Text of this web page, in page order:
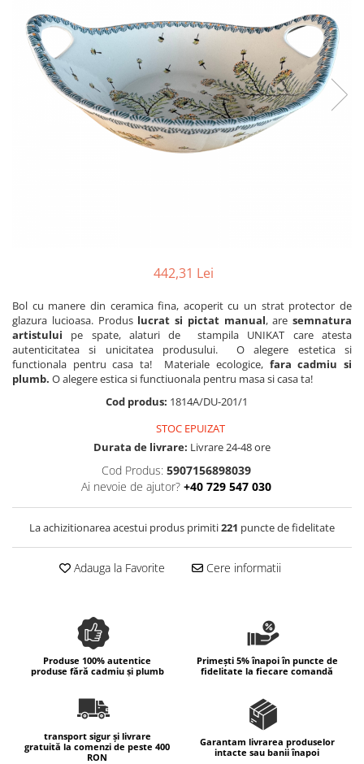
Boluri
Farfurii
Recipiente depozitare
Accesorii decorative
Colectiile Flowers
Colectia Forget-me-nots
Colectia Basket of Blue
Colectii Artistice
Colectiile Country
Colectia Sweet Dreams
Colectia Morning Glory
Colectia Blue Sea
Colectia Wild Hearts
Colectia Blue Spring
442,31 Lei
Bol cu manere din ceramica fina, acoperit cu un strat protector de
glazura lucioasa. Produs lucrat si pictat manual, are semnatura
artistului pe spate, alaturi de stampila UNIKAT care atesta
autenticitatea si unicitatea produsului. O alegere estetica si
functionala pentru casa ta! Materiale ecologice, fara cadmiu si
plumb. O alegere estica si functiuonala pentru masa si casa ta!
Cod produs: 1814A/DU-201/1
STOC EPUIZAT
Durata de livrare: Livrare 24-48 ore
Cod Produs: 5907156898039
Ai nevoie de ajutor? +40 729 547 030
La achizitionarea acestui produs primiti221 puncte de fidelitate
Adauga la Favorite Cere informatii
Produse 100% autentice
produse fără cadmiu și plumb
Primești 5% înapoi în puncte de
fidelitate la fiecare comandă
transport sigur și livrare
gratuită la comenzi de peste 400
RON
Garantam livrarea produselor
intacte sau banii înapoi